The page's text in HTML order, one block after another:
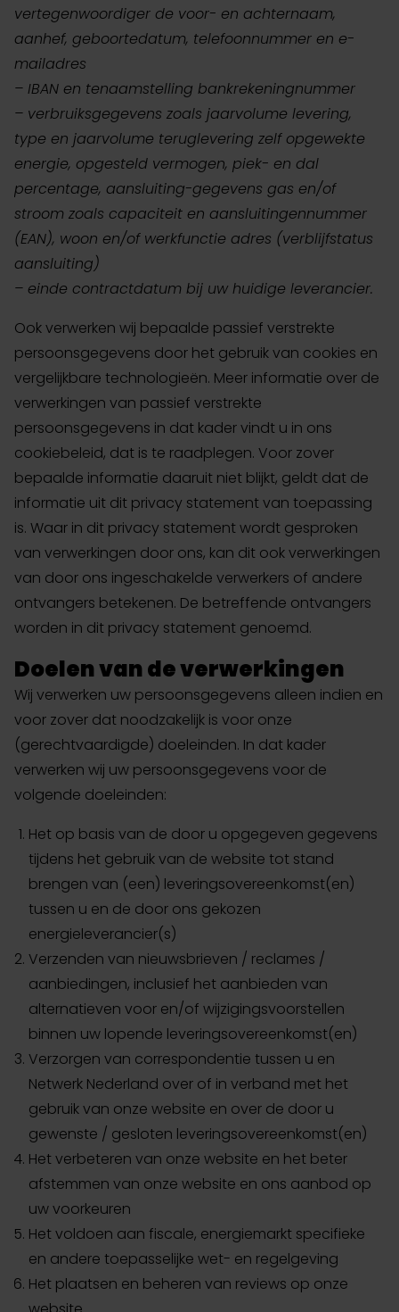
vertegenwoordiger de voor- en achternaam,
aanhef, geboortedatum, telefoonnummer en e-
mailadres
– IBAN en tenaamstelling bankrekeningnummer
– verbruiksgegevens zoals jaarvolume levering,
type en jaarvolume teruglevering zelf opgewekte
energie, opgesteld vermogen, piek- en dal
percentage, aansluiting-gegevens gas en/of
stroom zoals capaciteit en aansluitingennummer
(EAN), woon en/of werkfunctie adres (verblijfstatus
aansluiting)
– einde contractdatum bij uw huidige leverancier.
Ook verwerken wij bepaalde passief verstrekte
persoonsgegevens door het gebruik van cookies en
vergelijkbare technologieën. Meer informatie over de
verwerkingen van passief verstrekte
persoonsgegevens in dat kader vindt u in ons
cookiebeleid, dat is te raadplegen. Voor zover
bepaalde informatie daaruit niet blijkt, geldt dat de
informatie uit dit privacy statement van toepassing
is. Waar in dit privacy statement wordt gesproken
van verwerkingen door ons, kan dit ook verwerkingen
van door ons ingeschakelde verwerkers of andere
ontvangers betekenen. De betreffende ontvangers
worden in dit privacy statement genoemd.
Doelen van de verwerkingen
Wij verwerken uw persoonsgegevens alleen indien en
voor zover dat noodzakelijk is voor onze
(gerechtvaardigde) doeleinden. In dat kader
verwerken wij uw persoonsgegevens voor de
volgende doeleinden:
Het op basis van de door u opgegeven gegevens
tijdens het gebruik van de website tot stand
brengen van (een) leveringsovereenkomst(en)
tussen u en de door ons gekozen
energieleverancier(s)
Verzenden van nieuwsbrieven / reclames /
aanbiedingen, inclusief het aanbieden van
alternatieven voor en/of wijzigingsvoorstellen
binnen uw lopende leveringsovereenkomst(en)
Verzorgen van correspondentie tussen u en
Netwerk Nederland over of in verband met het
gebruik van onze website en over de door u
gewenste / gesloten leveringsovereenkomst(en)
Het verbeteren van onze website en het beter
afstemmen van onze website en ons aanbod op
uw voorkeuren
Het voldoen aan fiscale, energiemarkt specifieke
en andere toepasselijke wet- en regelgeving
Het plaatsen en beheren van reviews op onze